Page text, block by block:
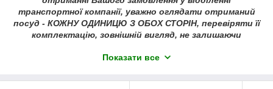
транспортної компанії, уважно оглядати отриманий
посуд - КОЖНУ ОДИНИЦЮ З ОБОХ СТОРІН, перевіряти її
комплектацію, зовнішній вигляд, не залишаючи
відпускаючи кур'єра!Детальніше
Показати все